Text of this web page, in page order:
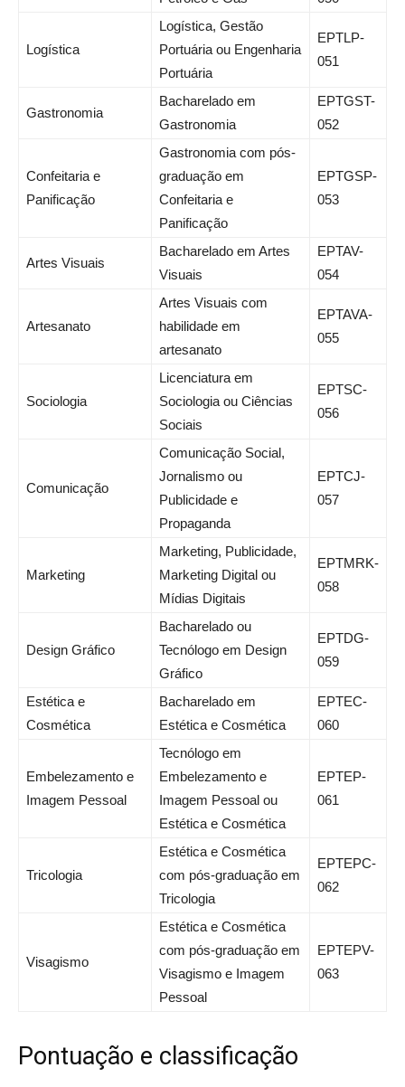
Logística
Logística, Gestão
Portuária ou Engenharia
Portuária
EPTLP-
051
Gastronomia
Bacharelado em
Gastronomia
EPTGST-
052
Confeitaria e
Panificação
Gastronomia com pós-
graduação em
Confeitaria e
Panificação
EPTGSP-
053
Artes Visuais
Bacharelado em Artes
Visuais
EPTAV-
054
Artesanato
Artes Visuais com
habilidade em
artesanato
EPTAVA-
055
Sociologia
Licenciatura em
Sociologia ou Ciências
Sociais
EPTSC-
056
Comunicação
Comunicação Social,
Jornalismo ou
Publicidade e
Propaganda
EPTCJ-
057
Marketing
Marketing, Publicidade,
Marketing Digital ou
Mídias Digitais
EPTMRK-
058
Design Gráfico
Bacharelado ou
Tecnólogo em Design
Gráfico
EPTDG-
059
Estética e
Cosmética
Bacharelado em
Estética e Cosmética
EPTEC-
060
Embelezamento e
Imagem Pessoal
Tecnólogo em
Embelezamento e
Imagem Pessoal ou
Estética e Cosmética
EPTEP-
061
Tricologia
Estética e Cosmética
com pós-graduação em
Tricologia
EPTEPC-
062
Visagismo
Estética e Cosmética
com pós-graduação em
Visagismo e Imagem
Pessoal
EPTEPV-
063
Pontuação e classificação